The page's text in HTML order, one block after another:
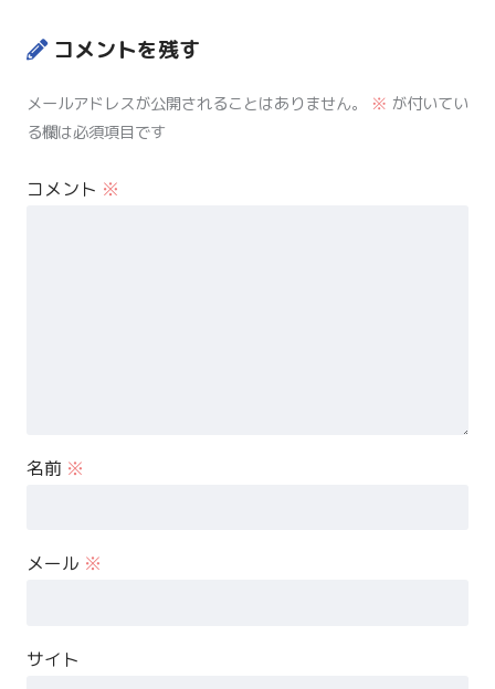
コメントを残す
メールアドレスが公開されることはありません。 ※ が付いてい
る欄は必須項目です
コメント ※
名前 ※
メール ※
サイト